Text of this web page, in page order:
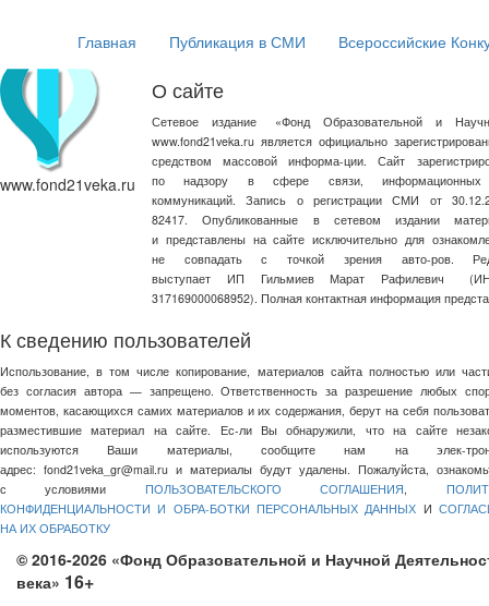
Главная Публикация в СМИ Всероссийские
www.fond21veka.ru
О сайте
Сетевое издание «Фонд Образовательной и
www.fond21veka.ru является официально
средством массовой информа-ции. Сайт
по надзору в сфере связи, информационных
коммуникаций. Запись о регистрации СМИ от
82417. Опубликованные в сетевом издании
и представлены на сайте исключительно для
не совпадать с точкой зрения авто-ров.
выступает ИП Гильмиев Марат Рафилевич
317169000068952). Полная контактная информация
К сведению пользователей
Использование, в том числе копирование, материалов сайта полностью или
без согласия автора — запрещено. Ответственность за разрешение любых
моментов, касающихся самих материалов и их содержания, берут на себя
разместившие материал на сайте. Ес-ли Вы обнаружили, что на сайте
используются Ваши материалы, сообщите нам на элек-
адрес: fond21veka_gr@mail.ru и материалы будут удалены. Пожалуйста,
с условиями ПОЛЬЗОВАТЕЛЬСКОГО СОГЛАШЕНИЯ,
КОНФИДЕНЦИАЛЬНОСТИ И ОБРА-БОТКИ ПЕРСОНАЛЬНЫХ ДАННЫХ И
НА ИХ ОБРАБОТКУ
© 2016-2026 «Фонд Образовательной и Научной
века» 16+